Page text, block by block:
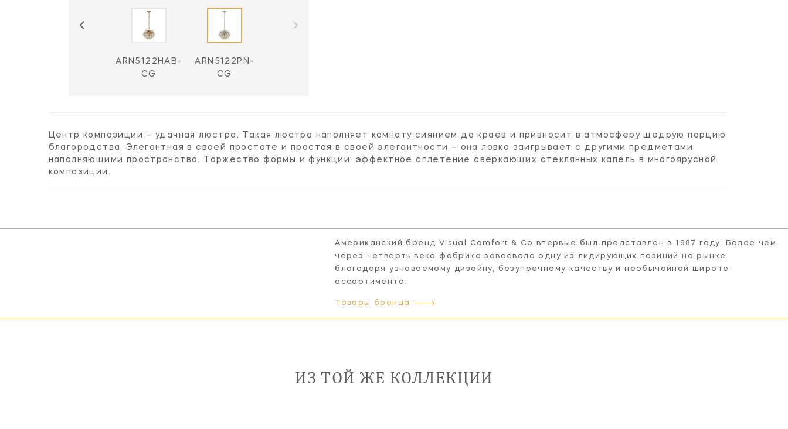
ARN5122HAB-
CG
ARN5122PN-
CG
Центр композиции – удачная люстра. Такая люстра наполняет комнату сиянием до краев и привносит в атмосферу щедрую порцию
благородства. Элегантная в своей простоте и простая в своей элегантности – она ловко заигрывает с другими предметами,
наполняющими пространство. Торжество формы и функции: эффектное сплетение сверкающих стеклянных капель в многоярусной
композиции.
Американский бренд Visual Comfort & Co впервые был представлен в 1987 году. Более чем
через четверть века фабрика завоевала одну из лидирующих позиций на рынке
благодаря узнаваемому дизайну, безупречному качеству и необычайной широте
ассортимента.
Товары бренда
ИЗ ТОЙ ЖЕ КОЛЛЕКЦИИ